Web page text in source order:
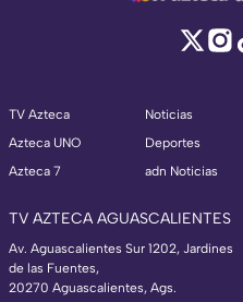
TV Azteca
Azteca UNO
Azteca 7
Noticias
Deportes
adn Noticias
TV AZTECA AGUASCALIENTES
Av. Aguascalientes Sur 1202, Jardines
de las Fuentes,
20270 Aguascalientes, Ags.